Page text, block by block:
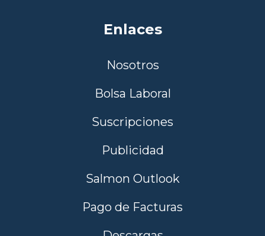
Enlaces
Nosotros
Bolsa Laboral
Suscripciones
Publicidad
Salmon Outlook
Pago de Facturas